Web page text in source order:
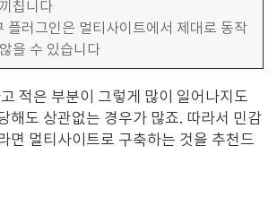
칩니다
플러그인은 멀티사이트에서 제대로 동작
을 수 있습니다
적은 부분이 그렇게 많이 일어나지도
해도 상관없는 경우가 많죠. 따라서 민감
면 멀티사이트로 구축하는 것을 추천드